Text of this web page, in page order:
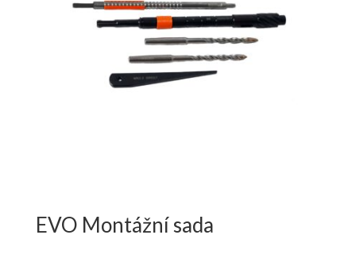
EVO Montážní sada